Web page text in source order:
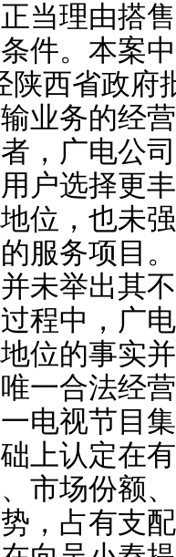
当理由搭
件。本案
陕西省政府
业务的经
，广电公
户选择更
位，也未
服务项目
未举出其
程中，广
位的事实
一合法经
电视节目
上认定在
市场份额
，占有支